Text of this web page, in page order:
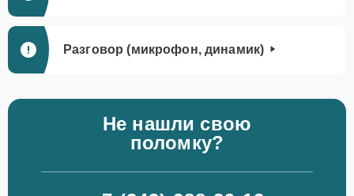
Разговор (микрофон, динамик)
Не нашли свою
поломку?